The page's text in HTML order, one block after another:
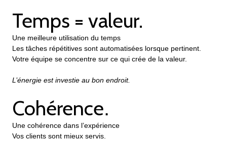
Temps = valeur.
Une meilleure utilisation du temps
Les tâches répétitives sont automatisées lorsque pertinent.
Votre équipe se concentre sur ce qui crée de la valeur.
L’énergie est investie au bon endroit.
Cohérence.
Une cohérence dans l’expérience
Vos clients sont mieux servis.